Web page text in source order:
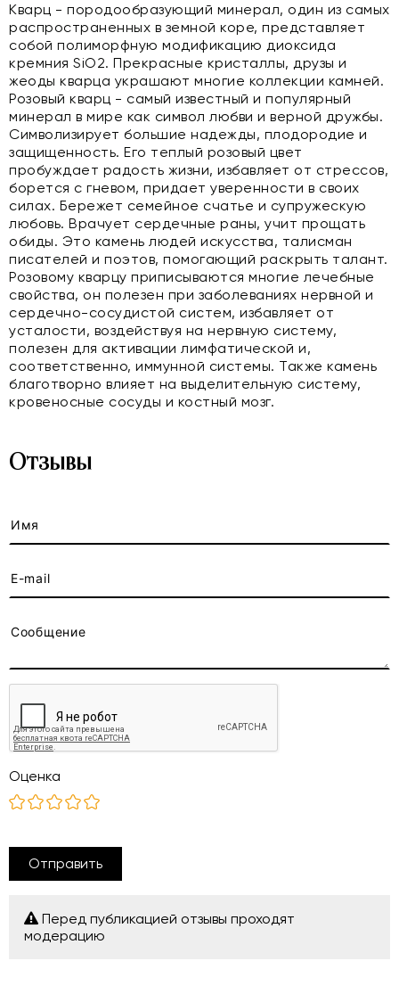
Кварц - породообразующий минерал, один из самых
распространенных в земной коре, представляет
собой полиморфную модификацию диоксида
кремния SiO2. Прекрасные кристаллы, друзы и
жеоды кварца украшают многие коллекции камней.
Розовый кварц - самый известный и популярный
минерал в мире как символ любви и верной дружбы.
Символизирует большие надежды, плодородие и
защищенность. Его теплый розовый цвет
пробуждает радость жизни, избавляет от стрессов,
борется с гневом, придает уверенности в своих
силах. Бережет семейное счатье и супружескую
любовь. Врачует сердечные раны, учит прощать
обиды. Это камень людей искусства, талисман
писателей и поэтов, помогающий раскрыть талант.
Розовому кварцу приписываются многие лечебные
свойства, он полезен при заболеваниях нервной и
сердечно-сосудистой систем, избавляет от
усталости, воздействуя на нервную систему,
полезен для активации лимфатической и,
соответственно, иммунной системы. Также камень
благотворно влияет на выделительную систему,
кровеносные сосуды и костный мозг.
Отзывы
Оценка
Отправить
Перед публикацией отзывы проходят
модерацию